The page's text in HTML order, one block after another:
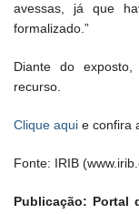
avessas, já que
formalizado.”
Diante do
recurso.
Clique aqui e confira
Fonte: IRIB
Publicação: Portal